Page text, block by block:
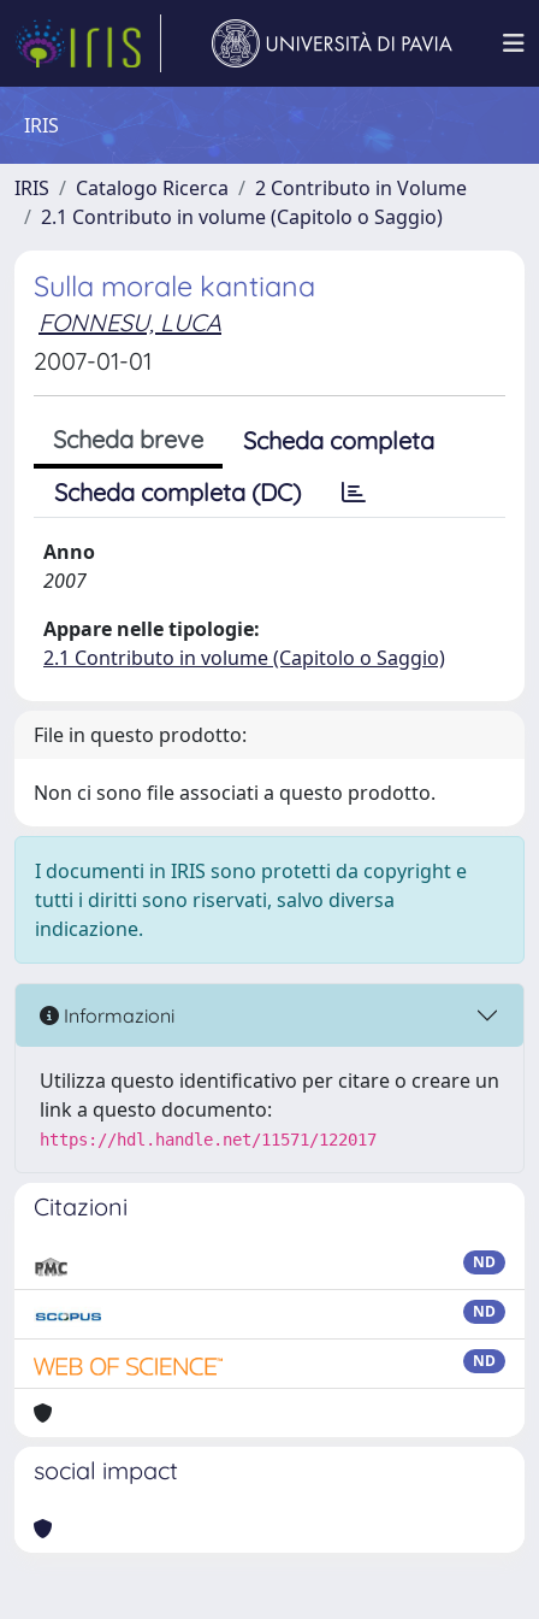
IRIS
IRIS Catalogo Ricerca
2 Contributo in Volume
2.1 Contributo in volume (Capitolo o Saggio)
Sulla morale kantiana
FONNESU, LUCA
2007-01-01
Scheda breve
Scheda completa
Scheda completa (DC)
Anno
2007
Appare nelle tipologie:
2.1 Contributo in volume (Capitolo o Saggio)
File in questo prodotto:
Non ci sono file associati a questo prodotto.
I documenti in IRIS sono protetti da copyright e
tutti i diritti sono riservati, salvo diversa
indicazione.
Informazioni
Utilizza questo identificativo per citare o creare un
link a questo documento:
https://hdl.handle.net/11571/122017
Citazioni
ND
ND
ND
social impact